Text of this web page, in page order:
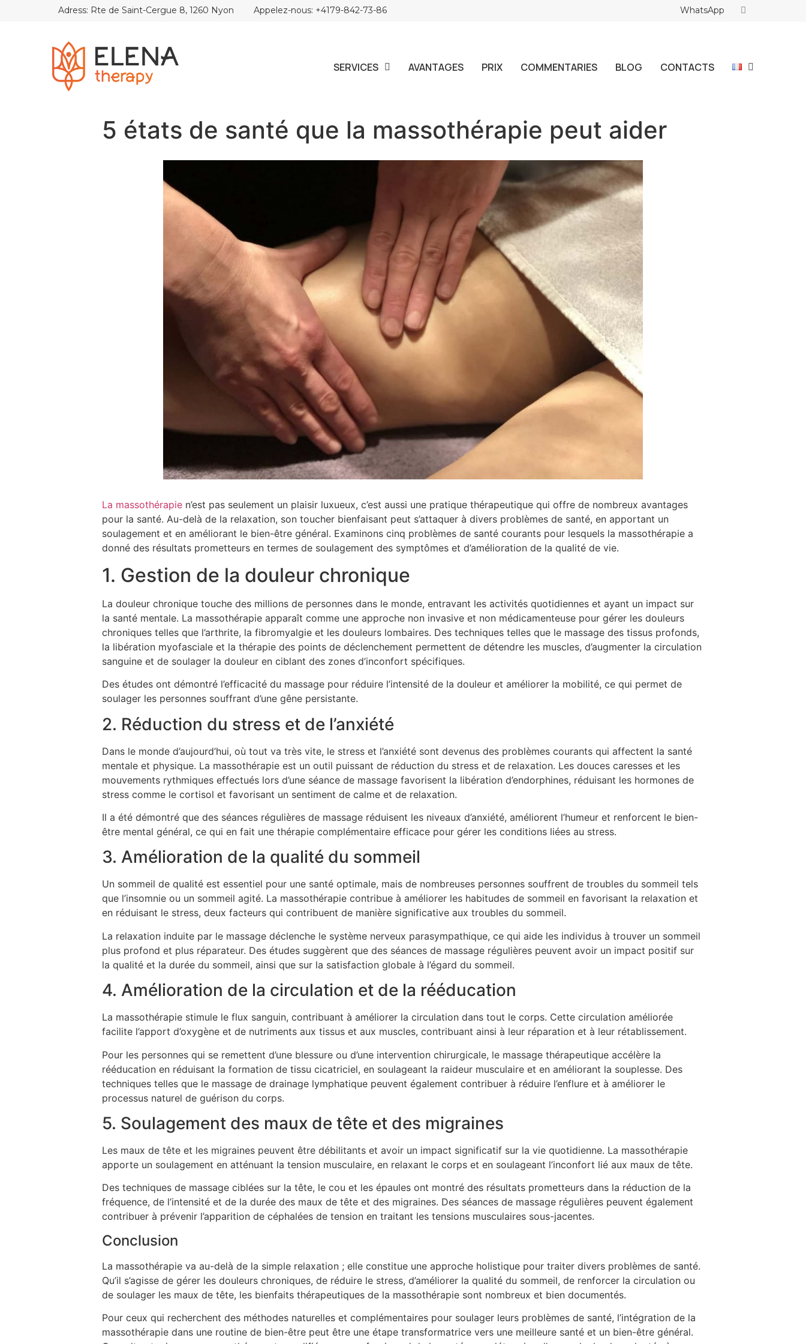
Adress: Rte de Saint-Cergue 8, 1260 Nyon Appelez-nous: +4179-842-73-86 WhatsApp
SERVICES AVANTAGES PRIX COMMENTARIES BLOG CONTACTS
5 états de santé que la massothérapie peut aider
La massothérapie n’est pas seulement un plaisir luxueux, c’est aussi une pratique thérapeutique qui offre de nombreux avantages
pour la santé. Au-delà de la relaxation, son toucher bienfaisant peut s’attaquer à divers problèmes de santé, en apportant un
soulagement et en améliorant le bien-être général. Examinons cinq problèmes de santé courants pour lesquels la massothérapie a
donné des résultats prometteurs en termes de soulagement des symptômes et d’amélioration de la qualité de vie.
1. Gestion de la douleur chronique
La douleur chronique touche des millions de personnes dans le monde, entravant les activités quotidiennes et ayant un impact sur
la santé mentale. La massothérapie apparaît comme une approche non invasive et non médicamenteuse pour gérer les douleurs
chroniques telles que l’arthrite, la fibromyalgie et les douleurs lombaires. Des techniques telles que le massage des tissus profonds,
la libération myofasciale et la thérapie des points de déclenchement permettent de détendre les muscles, d’augmenter la circulation
sanguine et de soulager la douleur en ciblant des zones d’inconfort spécifiques.
Des études ont démontré l’efficacité du massage pour réduire l’intensité de la douleur et améliorer la mobilité, ce qui permet de
soulager les personnes souffrant d’une gêne persistante.
2. Réduction du stress et de l’anxiété
Dans le monde d’aujourd’hui, où tout va très vite, le stress et l’anxiété sont devenus des problèmes courants qui affectent la santé
mentale et physique. La massothérapie est un outil puissant de réduction du stress et de relaxation. Les douces caresses et les
mouvements rythmiques effectués lors d’une séance de massage favorisent la libération d’endorphines, réduisant les hormones de
stress comme le cortisol et favorisant un sentiment de calme et de relaxation.
Il a été démontré que des séances régulières de massage réduisent les niveaux d’anxiété, améliorent l’humeur et renforcent le bien-
être mental général, ce qui en fait une thérapie complémentaire efficace pour gérer les conditions liées au stress.
3. Amélioration de la qualité du sommeil
Un sommeil de qualité est essentiel pour une santé optimale, mais de nombreuses personnes souffrent de troubles du sommeil tels
que l’insomnie ou un sommeil agité. La massothérapie contribue à améliorer les habitudes de sommeil en favorisant la relaxation et
en réduisant le stress, deux facteurs qui contribuent de manière significative aux troubles du sommeil.
La relaxation induite par le massage déclenche le système nerveux parasympathique, ce qui aide les individus à trouver un sommeil
plus profond et plus réparateur. Des études suggèrent que des séances de massage régulières peuvent avoir un impact positif sur
la qualité et la durée du sommeil, ainsi que sur la satisfaction globale à l’égard du sommeil.
4. Amélioration de la circulation et de la rééducation
La massothérapie stimule le flux sanguin, contribuant à améliorer la circulation dans tout le corps. Cette circulation améliorée
facilite l’apport d’oxygène et de nutriments aux tissus et aux muscles, contribuant ainsi à leur réparation et à leur rétablissement.
Pour les personnes qui se remettent d’une blessure ou d’une intervention chirurgicale, le massage thérapeutique accélère la
rééducation en réduisant la formation de tissu cicatriciel, en soulageant la raideur musculaire et en améliorant la souplesse. Des
techniques telles que le massage de drainage lymphatique peuvent également contribuer à réduire l’enflure et à améliorer le
processus naturel de guérison du corps.
5. Soulagement des maux de tête et des migraines
Les maux de tête et les migraines peuvent être débilitants et avoir un impact significatif sur la vie quotidienne. La massothérapie
apporte un soulagement en atténuant la tension musculaire, en relaxant le corps et en soulageant l’inconfort lié aux maux de tête.
Des techniques de massage ciblées sur la tête, le cou et les épaules ont montré des résultats prometteurs dans la réduction de la
fréquence, de l’intensité et de la durée des maux de tête et des migraines. Des séances de massage régulières peuvent également
contribuer à prévenir l’apparition de céphalées de tension en traitant les tensions musculaires sous-jacentes.
Conclusion
La massothérapie va au-delà de la simple relaxation ; elle constitue une approche holistique pour traiter divers problèmes de santé.
Qu’il s’agisse de gérer les douleurs chroniques, de réduire le stress, d’améliorer la qualité du sommeil, de renforcer la circulation ou
de soulager les maux de tête, les bienfaits thérapeutiques de la massothérapie sont nombreux et bien documentés.
Pour ceux qui recherchent des méthodes naturelles et complémentaires pour soulager leurs problèmes de santé, l’intégration de la
massothérapie dans une routine de bien-être peut être une étape transformatrice vers une meilleure santé et un bien-être général.